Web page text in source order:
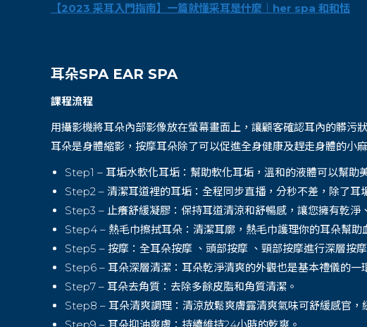
【2023 采耳入門指南】一篇就懂采耳是什麼｜her spa 和和恬
耳朵SPA EAR SPA
課程流程
用攝影機將耳朵內部影像放在螢幕畫面上，讓顧客確認耳內的髒污
耳朵是身體縮影，按摩耳朵除了可以促進全身健康及趕走身體的小
Step1 – 耳垢水軟化耳垢：幫助軟化耳垢，溫和的液體可以幫助
Step2 – 清潔耳道裡的耳垢：全程同步直播，分秒不差，除了耳
Step3 – 止癢舒緩凝膠：保持耳道清涼和舒暢感，讓您擁有乾淨
Step4 – 熱毛巾擦拭耳朵：清潔耳廓，熱毛巾護理你的耳朵幫助
Step5 – 按摩：全耳朵按摩 、頭部按摩 、頸部按摩進行深層按
Step6 – 耳朵深層清潔：耳朵乾淨清爽的外觀也是基本禮儀的一
Step7 – 耳朵去角質：去除多餘皮脂和角質清潔。
Step8 – 耳朵清爽調理：清涼放鬆爽膚露清爽氣味可舒緩感官，